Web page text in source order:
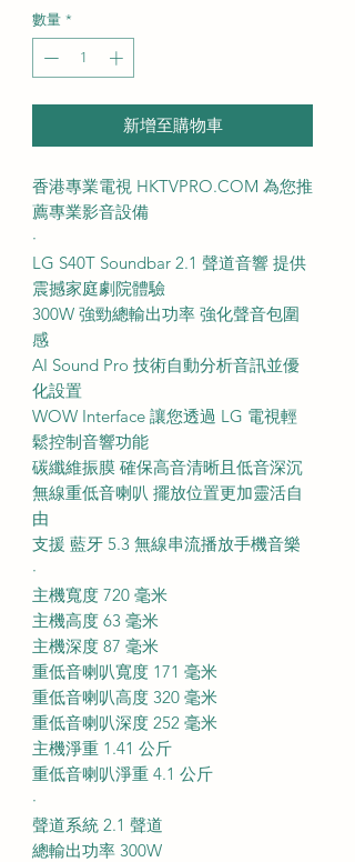
數量 *
新增至購物車
香港專業電視 HKTVPRO.COM 為您推
薦專業影音設備
·
LG S40T Soundbar 2.1 聲道音響 提供
震撼家庭劇院體驗
300W 強勁總輸出功率 強化聲音包圍
感
AI Sound Pro 技術自動分析音訊並優
化設置
WOW Interface 讓您透過 LG 電視輕
鬆控制音響功能
碳纖維振膜 確保高音清晰且低音深沉
無線重低音喇叭 擺放位置更加靈活自
由
支援 藍牙 5.3 無線串流播放手機音樂
·
主機寬度 720 毫米
主機高度 63 毫米
主機深度 87 毫米
重低音喇叭寬度 171 毫米
重低音喇叭高度 320 毫米
重低音喇叭深度 252 毫米
主機淨重 1.41 公斤
重低音喇叭淨重 4.1 公斤
·
聲道系統 2.1 聲道
總輸出功率 300W